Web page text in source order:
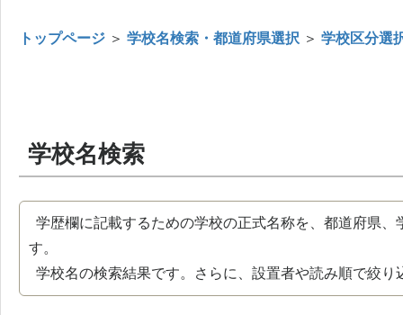
トップページ ＞ 学校名検索・都道府県選択 ＞ 学校区分選
学校名検索
学歴欄に記載するための学校の正式名称を、都道府県
す。
学校名の検索結果です。さらに、設置者や読み順で絞り